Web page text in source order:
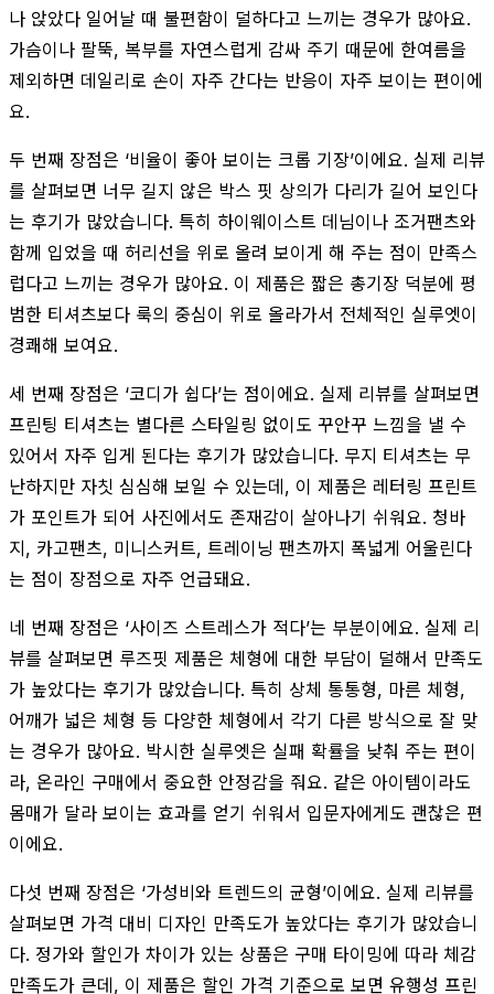
나 앉았다 일어날 때 불편함이 덜하다고 느끼는 경우가 많아요.
가슴이나 팔뚝, 복부를 자연스럽게 감싸 주기 때문에 한여름을
제외하면 데일리로 손이 자주 간다는 반응이 자주 보이는 편이에
요.
두 번째 장점은 ‘비율이 좋아 보이는 크롭 기장’이에요. 실제 리뷰
를 살펴보면 너무 길지 않은 박스 핏 상의가 다리가 길어 보인다
는 후기가 많았습니다. 특히 하이웨이스트 데님이나 조거팬츠와
함께 입었을 때 허리선을 위로 올려 보이게 해 주는 점이 만족스
럽다고 느끼는 경우가 많아요. 이 제품은 짧은 총기장 덕분에 평
범한 티셔츠보다 룩의 중심이 위로 올라가서 전체적인 실루엣이
경쾌해 보여요.
세 번째 장점은 ‘코디가 쉽다’는 점이에요. 실제 리뷰를 살펴보면
프린팅 티셔츠는 별다른 스타일링 없이도 꾸안꾸 느낌을 낼 수
있어서 자주 입게 된다는 후기가 많았습니다. 무지 티셔츠는 무
난하지만 자칫 심심해 보일 수 있는데, 이 제품은 레터링 프린트
가 포인트가 되어 사진에서도 존재감이 살아나기 쉬워요. 청바
지, 카고팬츠, 미니스커트, 트레이닝 팬츠까지 폭넓게 어울린다
는 점이 장점으로 자주 언급돼요.
네 번째 장점은 ‘사이즈 스트레스가 적다’는 부분이에요. 실제 리
뷰를 살펴보면 루즈핏 제품은 체형에 대한 부담이 덜해서 만족도
가 높았다는 후기가 많았습니다. 특히 상체 통통형, 마른 체형,
어깨가 넓은 체형 등 다양한 체형에서 각기 다른 방식으로 잘 맞
는 경우가 많아요. 박시한 실루엣은 실패 확률을 낮춰 주는 편이
라, 온라인 구매에서 중요한 안정감을 줘요. 같은 아이템이라도
몸매가 달라 보이는 효과를 얻기 쉬워서 입문자에게도 괜찮은 편
이에요.
다섯 번째 장점은 ‘가성비와 트렌드의 균형’이에요. 실제 리뷰를
살펴보면 가격 대비 디자인 만족도가 높았다는 후기가 많았습니
다. 정가와 할인가 차이가 있는 상품은 구매 타이밍에 따라 체감
만족도가 큰데, 이 제품은 할인 가격 기준으로 보면 유행성 프린